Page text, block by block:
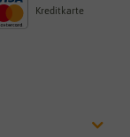
Kreditkarte